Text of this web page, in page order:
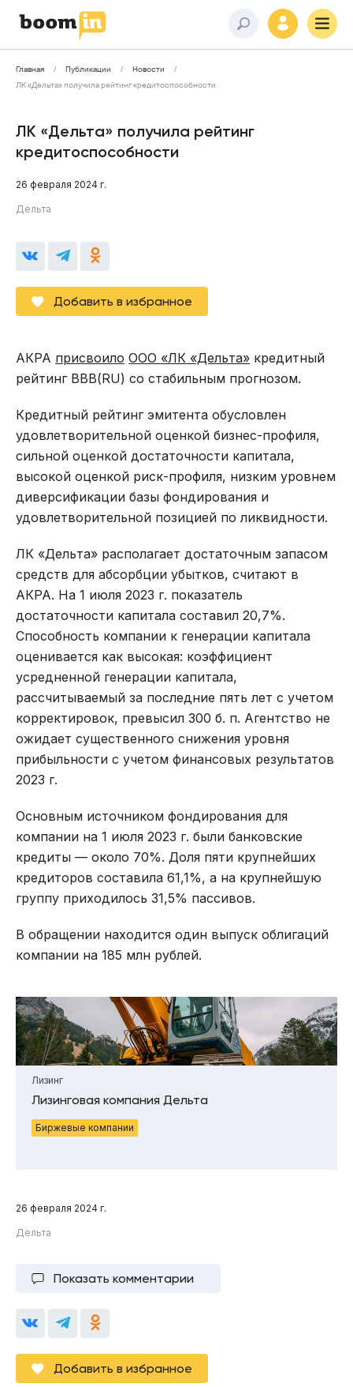
Главная Публикации
Новости
ЛК «Дельта» получила рейтинг кредитоспособности
ЛК «Дельта» получила рейтинг
кредитоспособности
26 февраля 2024 г.
Дельта
Добавить в избранное
АКРА присвоило ООО «ЛК «Дельта» кредитный
рейтинг ВВВ(RU) со стабильным прогнозом.
Кредитный рейтинг эмитента обусловлен
удовлетворительной оценкой бизнес-профиля,
сильной оценкой достаточности капитала,
высокой оценкой риск-профиля, низким уровнем
диверсификации базы фондирования и
удовлетворительной позицией по ликвидности.
ЛК «Дельта» располагает достаточным запасом
средств для абсорбции убытков, считают в
АКРА. На 1 июля 2023 г. показатель
достаточности капитала составил 20,7%.
Способность компании к генерации капитала
оценивается как высокая: коэффициент
усредненной генерации капитала,
рассчитываемый за последние пять лет с учетом
корректировок, превысил 300 б. п. Агентство не
ожидает существенного снижения уровня
прибыльности с учетом финансовых результатов
2023 г.
Основным источником фондирования для
компании на 1 июля 2023 г. были банковские
кредиты — около 70%. Доля пяти крупнейших
кредиторов составила 61,1%, а на крупнейшую
группу приходилось 31,5% пассивов.
В обращении находится один выпуск облигаций
компании на 185 млн рублей.
Лизинг
Лизинговая компания Дельта
Биржевые компании
26 февраля 2024 г.
Дельта
Показать комментарии
Добавить в избранное